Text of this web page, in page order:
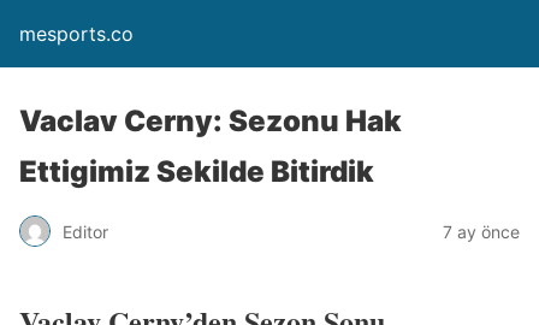
mesports.co
Vaclav Cerny: Sezonu Hak
Ettigimiz Sekilde Bitirdik
Editor 7 ay önce